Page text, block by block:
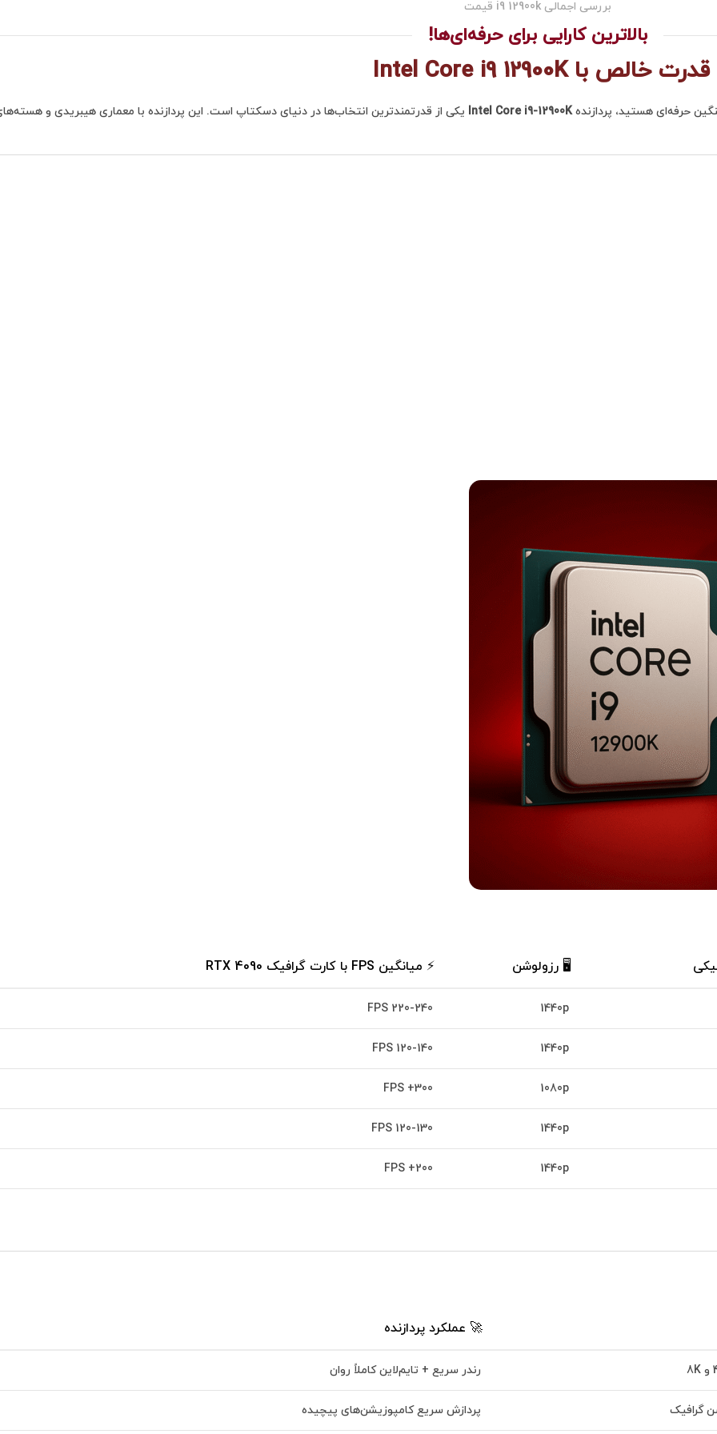
بررسی اجمالی i9 12900k قیمت
بالاترین کارایی برای حرفه‌ای‌ها!
قدرت خالص با Intel Core i9 12900K
حرفه‌ای هستید، پردازندهIntel Core i9-12900K یکی از قدرتمندترین انتخاب‌ها در دنیای دسکتاپ است. این پردازنده با معماری هیبریدی و
🖥️ رزولوشن ⚡ میانگین FPS با کارت گرافیک RTX 4090
1440p
220-240 FPS
1440p
120-140 FPS
1080p
300+ FPS
1440p
120-130 FPS
1440p
200+ FPS
🚀 عملکرد پردازنده
رندر سریع + تایم‌لاین کاملاً روان
گرافیک پردازش سریع کامپوزیشن‌های پیچیده